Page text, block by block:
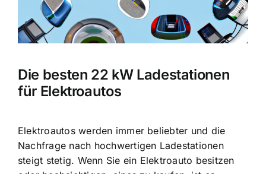
Die besten 22 kW Ladestationen
für Elektroautos
Elektroautos werden immer beliebter und die
Nachfrage nach hochwertigen Ladestationen
steigt stetig. Wenn Sie ein Elektroauto besitzen